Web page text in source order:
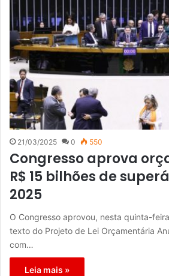
21/03/2025 0 550
Congresso aprova
R$ 15 bilhões de
2025
O Congresso aprovou, nesta quinta-
texto do Projeto de Lei Orçamentária
com…
Leia mais »